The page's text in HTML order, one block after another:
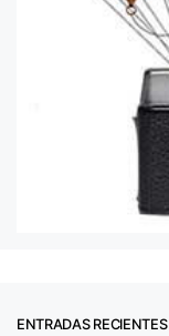
ENTRADAS RECIENTES